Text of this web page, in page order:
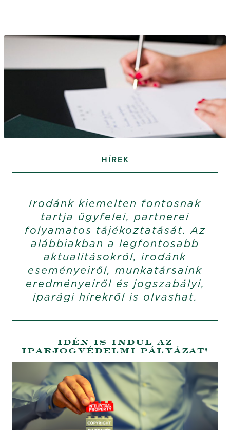
HÍREK
Irodánk kiemelten fontosnak
tartja ügyfelei, partnerei
folyamatos tájékoztatását. Az
alábbiakban a legfontosabb
aktualitásokról, irodánk
eseményeiről, munkatársaink
eredményeiről és jogszabályi,
iparági hírekről is olvashat.
IDÉN IS INDUL AZ
IPARJOGVÉDELMI PÁLYÁZAT!